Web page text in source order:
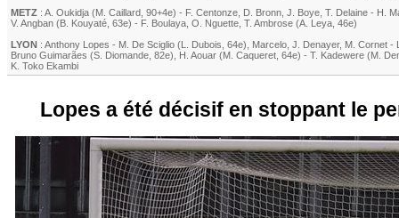
METZ : A. Oukidja (M. Caillard , 90+4e) - F. Centonze D. Bronn J. Boye T. Delaine - H.
V. Angban (B. Kouyaté, 63e) - F. Boulaya O. Nguette T. Ambrose (A. Leya , 46e)
LYON : Anthony Lopes - M. De Sciglio (L. Dubois , 64e) Marcelo J. Denayer, M. Cornet -
Bruno Guimarães (S. Diomande , 82e) H. Aouar (M. Caqueret , 64e) - T. Kadewere (M.
K. Toko Ekambi
Lopes a été décisif en stoppant le